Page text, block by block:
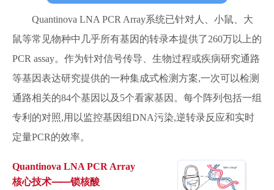
Quantinova LNA PCR Array系统已针对人、小鼠、大
鼠等常见物种中几乎所有基因的转录本提供了260万以上的
PCR assay。作为针对信号传导、生物过程或疾病研究通路
等基因表达研究提供的一种集成式检测方案,一次可以检测
通路相关的84个基因以及5个看家基因。每个阵列包括一组
专利的对照,用以监控基因组DNA污染,逆转录反应和实时
定量PCR的效率。
Quantinova LNA PCR Array
核心技术⸺锁核酸